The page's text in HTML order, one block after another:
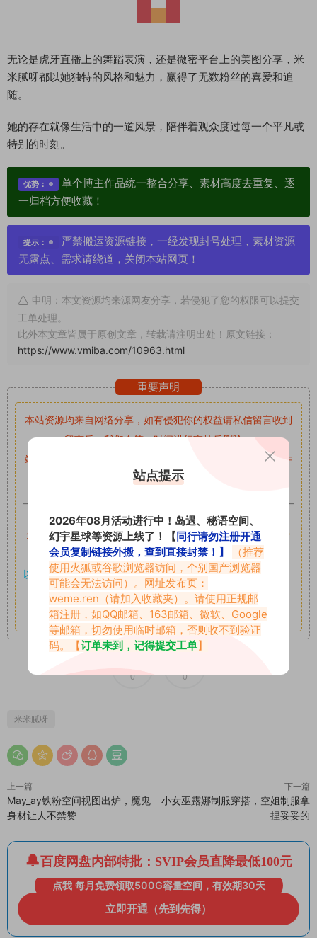
无论是虎牙直播上的舞蹈表演，还是微密平台上的美图分享，米
米腻呀都以她独特的风格和魅力，赢得了无数粉丝的喜爱和追
随。
她的存在就像生活中的一道风景，陪伴着观众度过每一个平凡或
特别的时刻。
优势：
单个博主作品统一整合分享、素材高度去重复、逐
一归档方便收藏！
提示：
严禁搬运资源链接，一经发现封号处理，素材资源
无露点、需求请绕道，关闭本站网页！
申明：本文资源均来源网友分享，若侵犯了您的权限可以提交
工单处理。
此外本文章皆属于原创文章，转载请注明出处！原文链接：
https://www.vmiba.com/10963.html
重要声明
本站资源均来自网络分享，如有侵犯你的权益请私信留言收到
留言后，我们会第一时间进行审核后删除。
站内资源为网友个人学习或测试研究使用，未经原版权作者许
可,禁止用于任何商业途径！请在下载24小时内删除！
如果遇到付费才可获取的素材，建议升级对应的VIP。
全站付费素材可提供补档服务 均有备份”，素材以主流网盘分
享。
以7z、7z分卷格式压缩，解压应下载对应的软件操作，
7-zip；安卓：zarchiver；苹果：解压专家
其它更多疑问请查看站内帮助中心！
0 0
米米腻呀
上一篇
May_ay铁粉空间视图出炉，魔鬼
身材让人不禁赞
下一篇
小女巫露娜制服穿搭，空姐制服拿
捏妥妥的
百度网盘内部特批：SVIP会员直降最低100元
点我 每月免费领取500G容量空间，有效期30天
立即开通（先到先得）
站点提示
2026年08月活动进行中！岛遇、秘语空间、
幻宇星球等资源上线了！【同行请勿注册开通
会员复制链接外搬，查到直接封禁！】
（推荐
使用火狐或谷歌浏览器访问，个别国产浏览器
可能会无法访问）。网址发布页：
weme.ren （请加入收藏夹）。请使用正规邮
箱注册，如QQ邮箱、163邮箱、微软、Google
等邮箱，切勿使用临时邮箱，否则收不到验证
码。【订单未到，记得提交工单】